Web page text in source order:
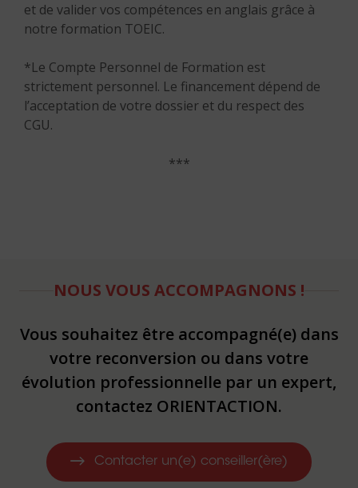
et de valider vos compétences en anglais grâce à
notre formation TOEIC.
*Le Compte Personnel de Formation est
strictement personnel. Le financement dépend de
l’acceptation de votre dossier et du respect des
CGU.
***
NOUS VOUS ACCOMPAGNONS !
Vous souhaitez être accompagné(e) dans
votre reconversion ou dans votre
évolution professionnelle par un expert,
contactez ORIENTACTION.
Contacter un(e) conseiller(ère)